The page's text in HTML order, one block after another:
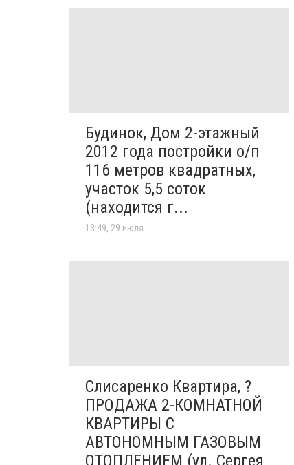
Будинок, Дом 2-этажный
2012 года постройки о/п
116 метров квадратных,
участок 5,5 соток
(находится г...
13:49, 29 июля
Слисаренко Квартира, ?
ПРОДАЖА 2-КОМНАТНОЙ
КВАРТИРЫ С
АВТОНОМНЫМ ГАЗОВЫМ
ОТОПЛЕНИЕМ (ул. Сергея